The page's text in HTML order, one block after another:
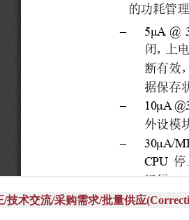
技术交流/采购需求/批量供应